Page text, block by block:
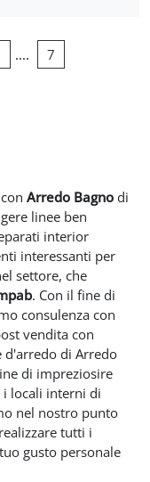
.... 7
Arredo Bagno di
linee ben
interior
interessanti per
settore, che
. Con il fine di
consulenza con
vendita con
d'arredo di Arredo
di impreziosire
i locali interni di
nel nostro punto
tutti i
gusto personale